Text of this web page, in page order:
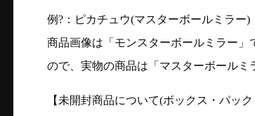
例?：ピカチュウ(マスターボールミラー)
商品画像は「モンスターボールミラー
ので、実物の商品は「マスターボールミ
【未開封商品について(ボックス・パッ